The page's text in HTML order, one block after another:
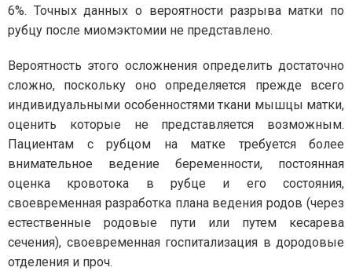
6%. Точных данных о вероятности разрыва матки по
рубцу после миомэктомии не представлено.
Вероятность этого осложнения определить достаточно
сложно, поскольку оно определяется прежде всего
индивидуальными особенностями ткани мышцы матки,
оценить которые не представляется возможным.
Пациентам с рубцом на матке требуется более
внимательное ведение беременности, постоянная
оценка кровотока в рубце и его состояния,
своевременная разработка плана ведения родов (через
естественные родовые пути или путем кесарева
сечения), своевременная госпитализация в дородовые
отделения и проч.